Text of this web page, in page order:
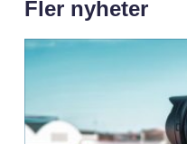
Fler nyheter